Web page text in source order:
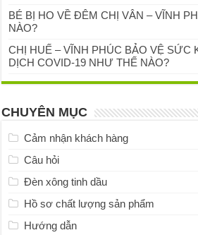
BÉ BỊ HO VỀ ĐÊM CHỊ VÂN – VĨNH
NÀO?
CHỊ HUẾ – VĨNH PHÚC BẢO VỆ SỨC
DỊCH COVID-19 NHƯ THẾ NÀO?
CHUYÊN MỤC
Cảm nhận khách hàng
Câu hỏi
Đèn xông tinh dầu
Hồ sơ chất lượng sản phẩm
Hướng dẫn